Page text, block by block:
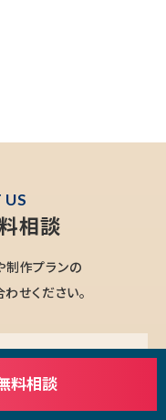
相談
制作プランの
せください。
731
料相談